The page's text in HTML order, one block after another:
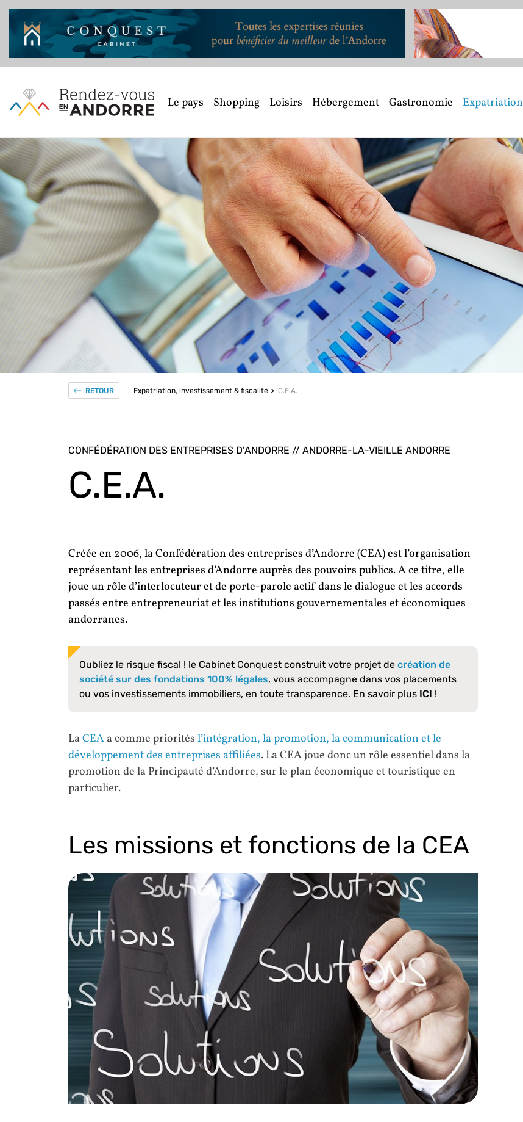
Le pays Shopping Loisirs Hébergement Gastronomie Expatriation
RETOUR Expatriation, investissement & fiscalité C.E.A.
CONFÉDÉRATION DES ENTREPRISES D’ANDORRE // ANDORRE-LA-VIEILLE ANDORRE
C.E.A.
Créée en 2006, laConfédération des entreprises d’Andorre (CEA) est l’organisation
représentant les entreprises d’Andorre auprès des pouvoirs publics. A ce titre, elle
joue un rôle d’interlocuteur et de porte-parole actif dans le dialogue et les accords
passés entre entrepreneuriat et les institutions gouvernementales et économiques
andorranes.
Oubliez le risque fiscal ! le Cabinet Conquest construit votre projet de création de
société sur des fondations 100% légales, vous accompagne dans vos placements
ou vos investissements immobiliers, en toute transparence. En savoir plus ICI !
La CEA a comme priorités l’intégration, la promotion, la communication et le
développement des entreprises affiliées. La CEA joue donc un rôle essentiel dans la
promotion de la Principauté d’Andorre, sur le plan économique et touristique en
particulier.
Les missions et fonctions de la CEA